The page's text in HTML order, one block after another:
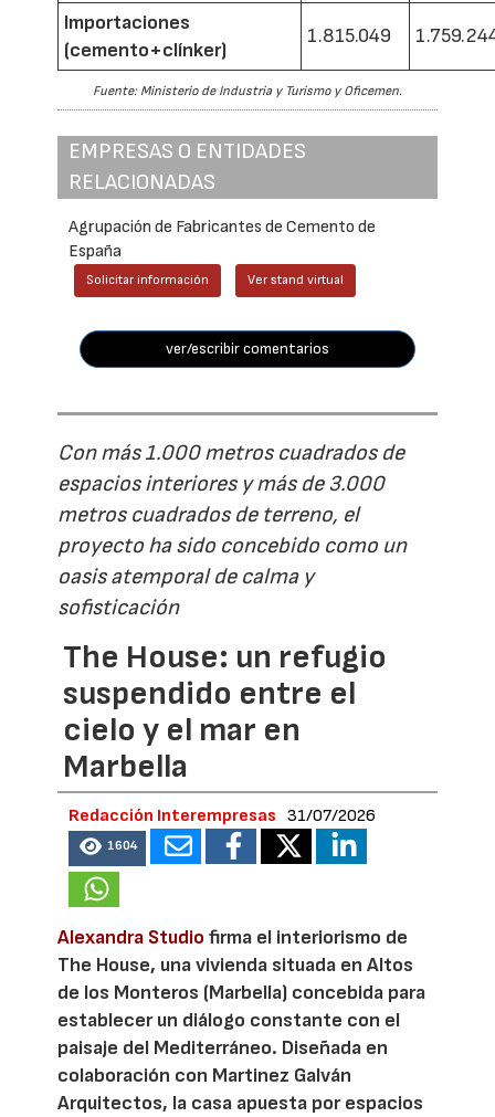
Importaciones
(cemento+clínker)
1.815.049
Fuente: Ministerio de Industria y Turismo y Oficemen.
EMPRESAS O ENTIDADES
RELACIONADAS
Agrupación de Fabricantes de Cemento de
España
Solicitar información Ver stand virtual
ver/escribir comentarios
Con más 1.000 metros cuadrados de
espacios interiores y más de 3.000
metros cuadrados de terreno, el
proyecto ha sido concebido como un
oasis atemporal de calma y
sofisticación
The House: un refugio
suspendido entre el
cielo y el mar en
Marbella
Redacción Interempresas 31/07/2026
1604
Alexandra Studio firma el interiorismo de
The House, una vivienda situada en Altos
de los Monteros (Marbella) concebida para
establecer un diálogo constante con el
paisaje del Mediterráneo. Diseñada en
colaboración con Martinez Galván
Arquitectos, la casa apuesta por espacios